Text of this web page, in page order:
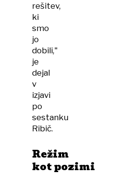
rešitev,
ki
smo
jo
dobili,"
je
dejal
v
izjavi
po
sestanku
Ribič.
Režim
kot pozimi